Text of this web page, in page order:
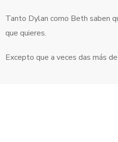
Tanto Dylan como Beth saben
que quieres.
Excepto que a veces das más